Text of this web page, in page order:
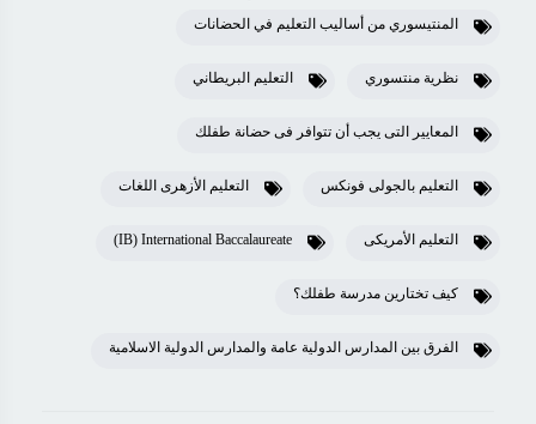
المنتيسوري من أساليب التعليم في الحضانات
نظرية منتسوري التعليم البريطاني
المعايير التى يجب أن تتوافر فى حضانة طفلك
التعليم بالجولى فونكس التعليم الأزهرى اللغات
التعليم الأمريكى IB) International Baccalaureate)
كيف تختارين مدرسة طفلك؟
الفرق بين المدارس الدولية عامة والمدارس الدولية الاسلامية